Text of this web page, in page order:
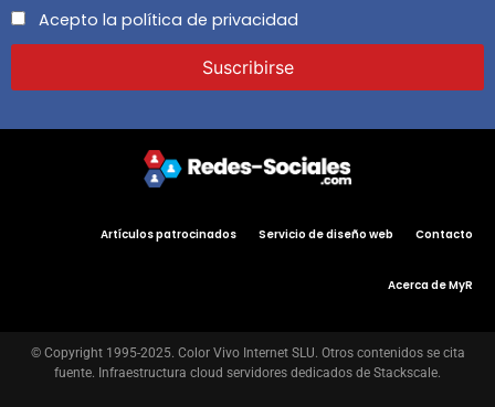
Acepto la política de privacidad
Artículos patrocinados Servicio de diseño web Contacto
Acerca de MyR
© Copyright 1995-2025. Color Vivo Internet SLU. Otros contenidos se cita
fuente. Infraestructura cloud servidores dedicados de Stackscale.